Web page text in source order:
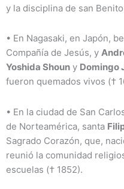
y la disciplina de san
• En Nagasaki, en Japón,
Compañía de Jesús, y
Yoshida Shoun y Domingo
fueron quemados vivos (†
• En la ciudad de San
de Norteamérica, santa
Sagrado Corazón, que,
reunió la comunidad
escuelas († 1852).